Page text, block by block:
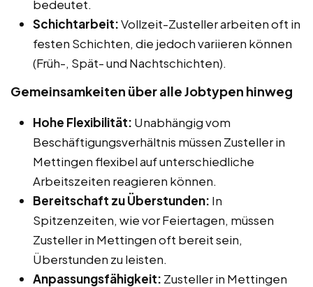
bedeutet.
Schichtarbeit:Vollzeit-Zusteller arbeiten oft in
festen Schichten, die jedoch variieren können
(Früh-, Spät- und Nachtschichten).
Gemeinsamkeiten über alle Jobtypen hinweg
Hohe Flexibilität: Unabhängig vom
Beschäftigungsverhältnis müssen Zusteller in
Mettingen flexibel auf unterschiedliche
Arbeitszeiten reagieren können.
Bereitschaft zu Überstunden: In
Spitzenzeiten, wie vor Feiertagen, müssen
Zusteller in Mettingen oft bereit sein,
Überstunden zu leisten.
Anpassungsfähigkeit: Zusteller in Mettingen